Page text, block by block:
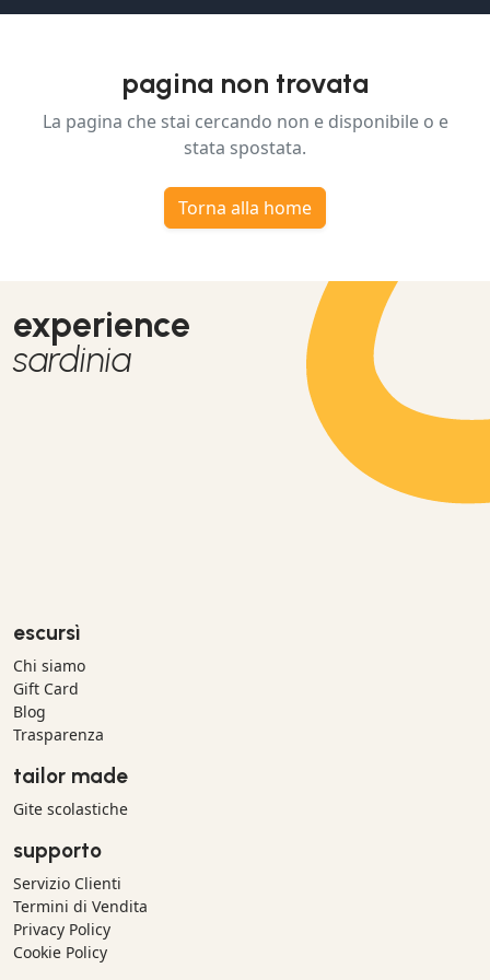
pagina non trovata
La pagina che stai cercando non e disponibile o e
stata spostata.
Torna alla home
experience
sardinia
escursì
Chi siamo
Gift Card
Blog
Trasparenza
tailor made
Gite scolastiche
supporto
Servizio Clienti
Termini di Vendita
Privacy Policy
Cookie Policy